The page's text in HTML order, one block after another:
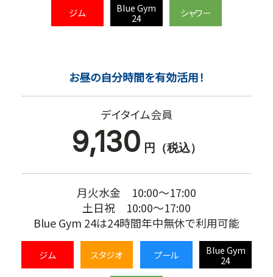
ジム
Blue Gym
24
シャワー
デイタイム会員
お昼の自分時間を有効活用！
9,130 円（税込）
月火水金 10:00～17:00
土日祝 10:00～17:00
Blue Gym 24は24時間年中無休で利用可能
ジム スタジオ プール
Blue Gym
24